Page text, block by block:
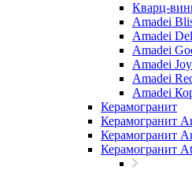
Кварц-
Amadei
Amadei
Amadei
Amadei Joy
Amadei
Amadei
Керамогранит
Керамогранит
Керамогранит
Керамогранит